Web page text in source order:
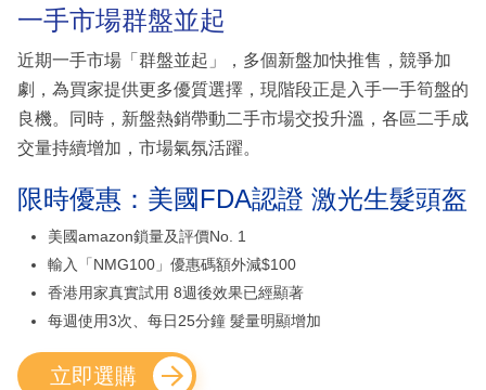
一手市場群盤並起
近期一手市場「群盤並起」，多個新盤加快推售，競爭加
劇，為買家提供更多優質選擇，現階段正是入手一手筍盤的
良機。同時，新盤熱銷帶動二手市場交投升溫，各區二手成
交量持續增加，市場氣氛活躍。
限時優惠：美國FDA認證 激光生髮頭盔
美國amazon鎖量及評價No. 1
輸入「NMG100」優惠碼額外減$100
香港用家真實試用 8週後效果已經顯著
每週使用3次、每日25分鐘 髮量明顯增加
立即選購